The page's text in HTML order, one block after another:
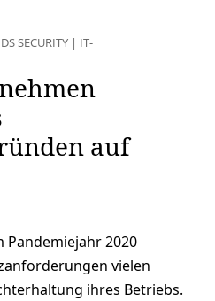
SECURITY | IT-
auf
Pandemiejahr 2020
vielen
ihres Betriebs.